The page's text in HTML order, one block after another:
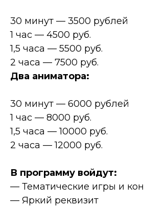
30 минут — 3500 рублей
1 час — 4500 руб.
1,5 часа — 5500 руб.
2 часа — 7500 руб.
Два аниматора:
30 минут — 6000 рублей
1 час — 8000 руб.
1,5 часа — 10000 руб.
2 часа — 12000 руб.
В программу войдут:
— Тематические игры и
— Яркий реквизит